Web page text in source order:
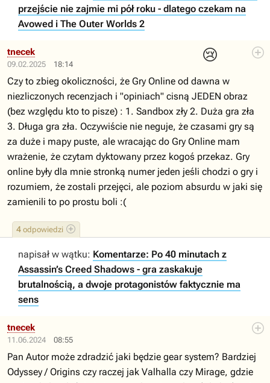
przejście nie zajmie mi pół roku - dlatego czekam na
Avowed i The Outer Worlds 2
09.02.2025 18:14
😢
4 odpowiedzi
tnecek
Czy to zbieg okoliczności, że Gry Online od dawna w
niezliczonych recenzjach i "opiniach" cisną JEDEN obraz
(bez względu kto to pisze) : 1. Sandbox zły 2. Duża gra zła
3. Długa gra zła. Oczywiście nie neguje, że czasami gry są
za duże i mapy puste, ale wracając do Gry Online mam
wrażenie, że czytam dyktowany przez kogoś przekaz. Gry
online były dla mnie stronką numer jeden jeśli chodzi o gry i
rozumiem, że zostali przejęci, ale poziom absurdu w jaki się
zamienili to po prostu boli :(
napisał w wątku: Komentarze: Po 40 minutach z
Assassin’s Creed Shadows - gra zaskakuje
brutalnością, a dwoje protagonistów faktycznie ma
sens
11.06.2024 08:55
tnecek
Pan Autor może zdradzić jaki będzie gear system? Bardziej
Odyssey / Origins czy raczej jak Valhalla czy Mirage, gdzie